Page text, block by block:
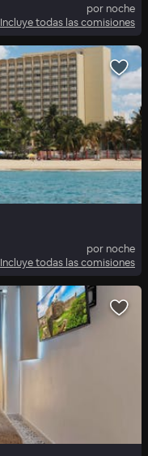
por noche
Incluye todas las comisiones
por noche
Incluye todas las comisiones